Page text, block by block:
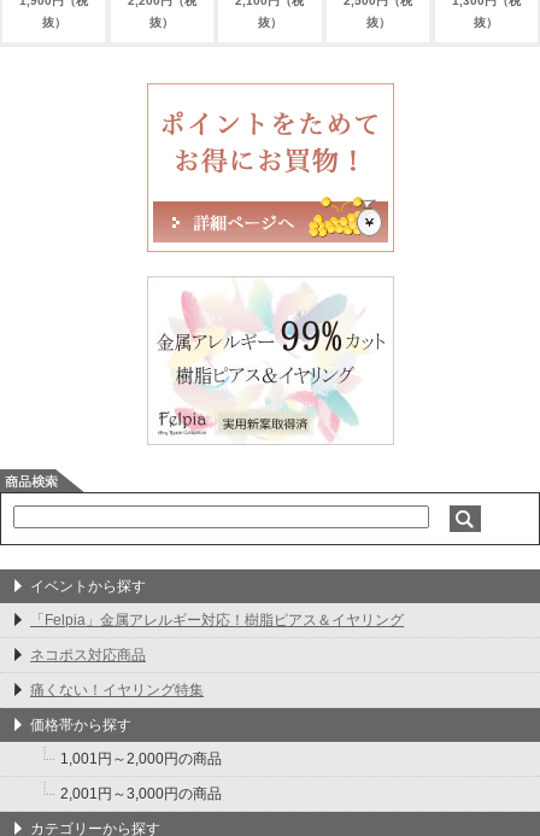
抜）
抜）
抜）
抜）
抜）
イベントから探す
「Felpia」金属アレルギー対応！樹脂ピアス＆イヤリング
ネコポス対応商品
痛くない！イヤリング特集
価格帯から探す
1,001円～2,000円の商品
2,001円～3,000円の商品
カテゴリーから探す